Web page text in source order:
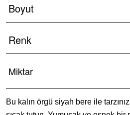
Boyut
Renk
Miktar
Noir
adet
Bu kalın örgü siyah bere ile